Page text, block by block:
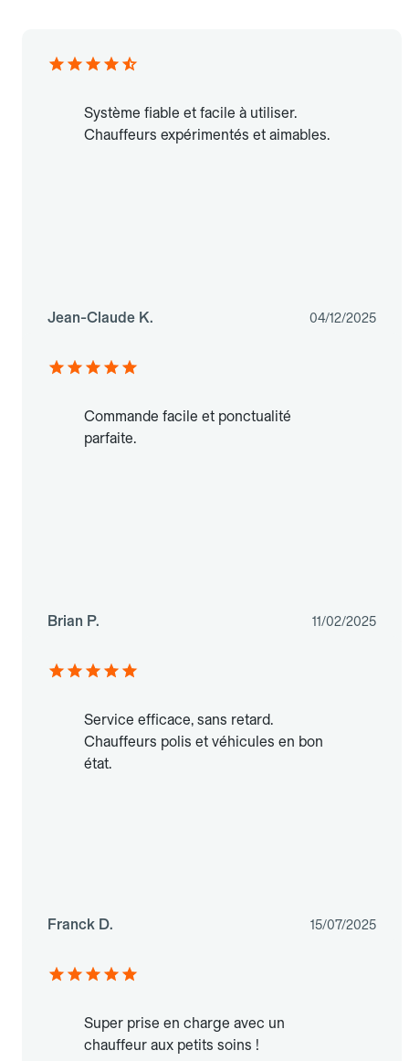
Système fiable et facile à utiliser.
Chauffeurs expérimentés et aimables.
Jean-Claude K. 04/12/2025
Commande facile et ponctualité
parfaite.
Brian P. 11/02/2025
Service efficace, sans retard.
Chauffeurs polis et véhicules en bon
état.
Franck D. 15/07/2025
Super prise en charge avec un
chauffeur aux petits soins !